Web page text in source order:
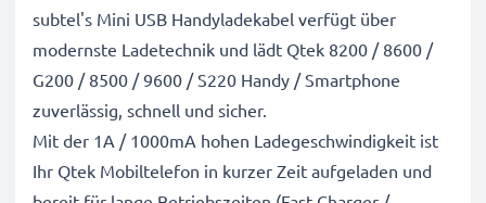
subtel's Mini USB Handyladekabel verfügt über
modernste Ladetechnik und lädt Qtek 8200 / 8600 /
G200 / 8500 / 9600 / S220 Handy / Smartphone
zuverlässig, schnell und sicher.
Mit der 1A / 1000mA hohen Ladegeschwindigkeit ist
Ihr Qtek Mobiltelefon in kurzer Zeit aufgeladen und